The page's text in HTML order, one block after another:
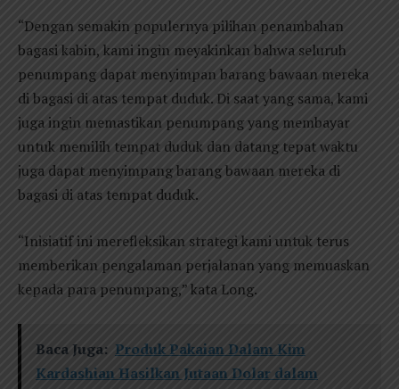
“Dengan semakin populernya pilihan penambahan
bagasi kabin, kami ingin meyakinkan bahwa seluruh
penumpang dapat menyimpan barang bawaan mereka
di bagasi di atas tempat duduk. Di saat yang sama, kami
juga ingin memastikan penumpang yang membayar
untuk memilih tempat duduk dan datang tepat waktu
juga dapat menyimpang barang bawaan mereka di
bagasi di atas tempat duduk.
“Inisiatif ini merefleksikan strategi kami untuk terus
memberikan pengalaman perjalanan yang memuaskan
kepada para penumpang,” kata Long.
Baca Juga: Produk Pakaian Dalam Kim
Kardashian Hasilkan Jutaan Dolar dalam